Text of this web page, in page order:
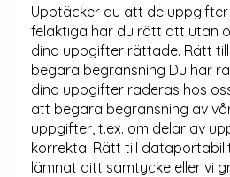
Upptäcker du att de
felaktiga har du rätt att utan
dina uppgifter rättade. Rätt
begära begränsning Du har
dina uppgifter raderas hos
att begära begränsning av
uppgifter, t.ex. om delar av
korrekta. Rätt till
lämnat ditt samtycke eller vi